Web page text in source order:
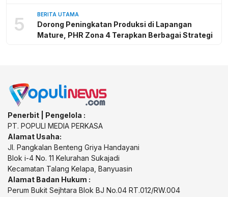
5 BERITA UTAMA
Dorong Peningkatan Produksi di Lapangan
Mature, PHR Zona 4 Terapkan Berbagai Strategi
Penerbit | Pengelola :
PT. POPULI MEDIA PERKASA
Alamat Usaha:
Jl. Pangkalan Benteng Griya Handayani
Blok i-4 No. 11 Kelurahan Sukajadi
Kecamatan Talang Kelapa, Banyuasin
Alamat Badan Hukum :
Perum Bukit Sejhtara Blok BJ No.04 RT.012/RW.004